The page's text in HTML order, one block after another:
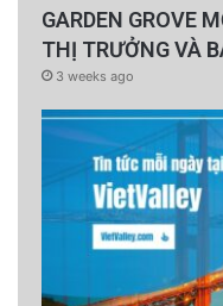
GARDEN GROVE
THỊ TRƯỞNG VÀ
3 weeks ago